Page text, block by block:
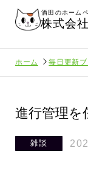
酒田のホーム
株式会
ホーム 毎日更新
進行管理
雑談